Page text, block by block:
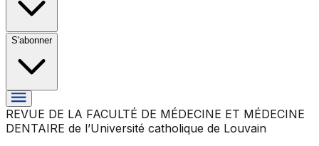
S'abonner
REVUE DE LA FACULTÉ DE MÉDECINE ET MÉDECINE
DENTAIRE de l’Université catholique de Louvain